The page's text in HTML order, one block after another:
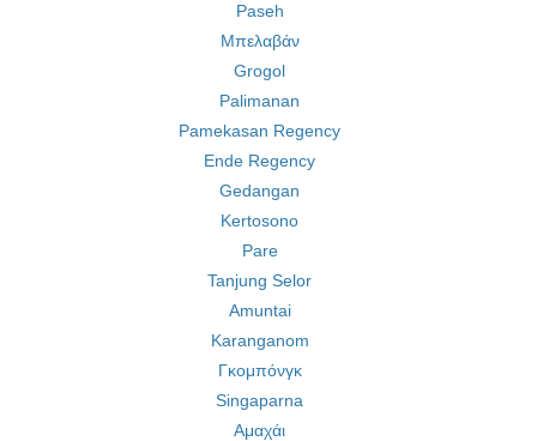
Paseh
Μπελαβάν
Grogol
Palimanan
Pamekasan Regency
Ende Regency
Gedangan
Kertosono
Pare
Tanjung Selor
Amuntai
Karanganom
Γκομπόνγκ
Singaparna
Αμαχάι